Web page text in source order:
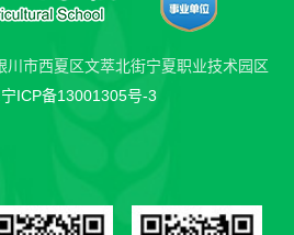
市西夏区文萃北街宁夏职业技术园区
宁ICP备13001305号-3